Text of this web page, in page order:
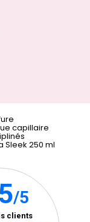
capillaire
Sleek 250 ml